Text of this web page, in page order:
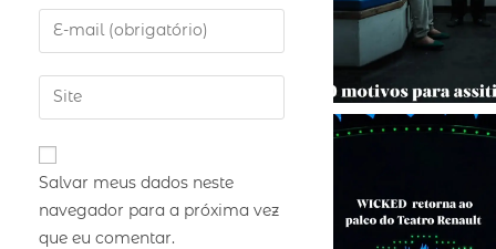
Salvar meus dados neste
navegador para a próxima vez
que eu comentar.